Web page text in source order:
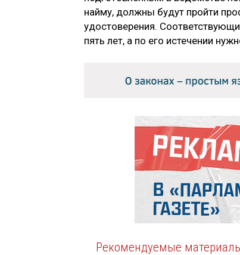
найму, должны будут пройти
удостоверения.
пять лет, а по его истечении
Рекомендуемые